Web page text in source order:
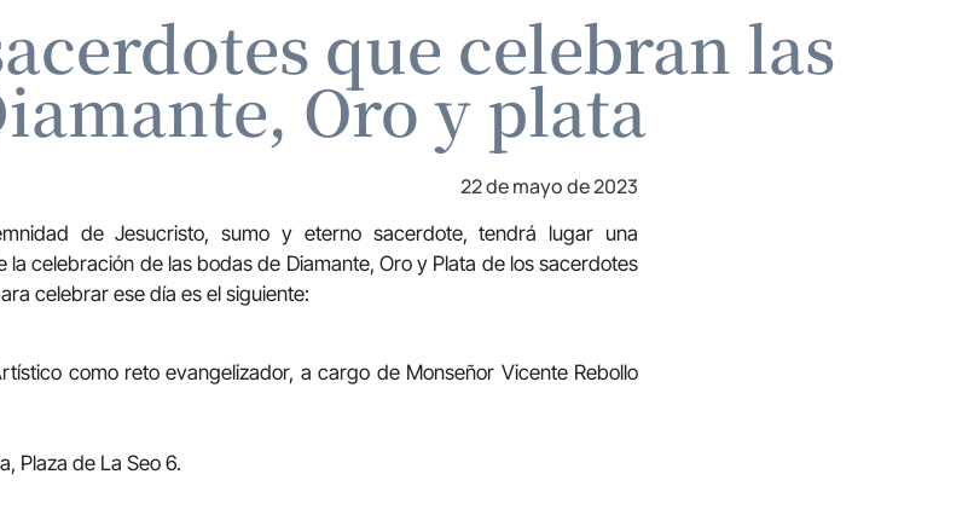
que celebran las
Oro y plata
22 de mayo de 2023
de Jesucristo, sumo y eterno sacerdote, tendrá lugar una
celebración de las bodas de Diamante, Oro y Plata de los sacerdotes
celebrar ese día es el siguiente:
como reto evangelizador, a cargo de Monseñor Vicente Rebollo
Plaza de La Seo 6.